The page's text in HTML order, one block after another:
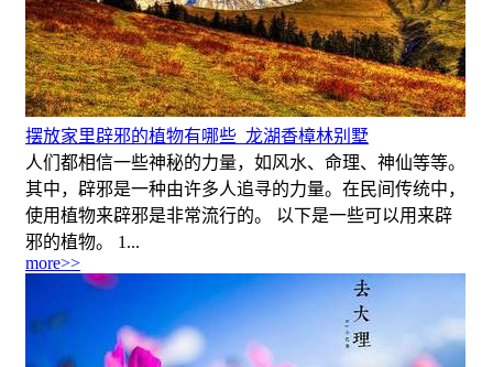
摆放家里辟邪的植物有哪些_龙湖香樟林别墅
人们都相信一些神秘的力量，如风水、命理、神仙等等。
其中，辟邪是一种由许多人追寻的力量。在民间传统中，
使用植物来辟邪是非常流行的。 以下是一些可以用来辟
邪的植物。 1...
more>>